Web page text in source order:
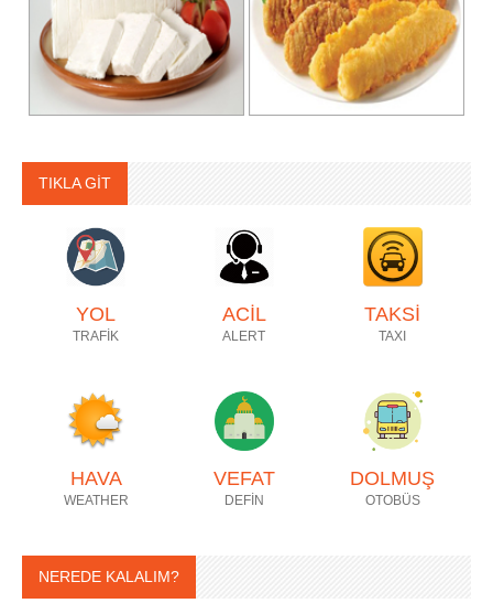
TIKLA GİT
YOL
TRAFİK
ACİL
ALERT
TAKSİ
TAXI
HAVA
WEATHER
VEFAT
DEFİN
DOLMUŞ
OTOBÜS
NEREDE KALALIM?